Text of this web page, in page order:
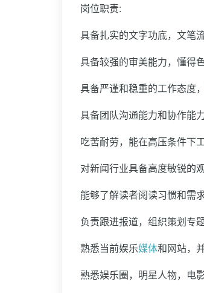
岗位职责:
具备扎实的文字功底，文笔
具备较强的审美能力，懂得
具备严谨和稳重的工作态度
具备团队沟通能力和协作能
吃苦耐劳，能在高压条件下工
对新闻行业具备高度敏锐的
能够了解读者阅读习惯和需
负责跟进报道，组织策划专
熟悉当前娱乐媒体和网站，
熟悉娱乐圈，明星人物，电